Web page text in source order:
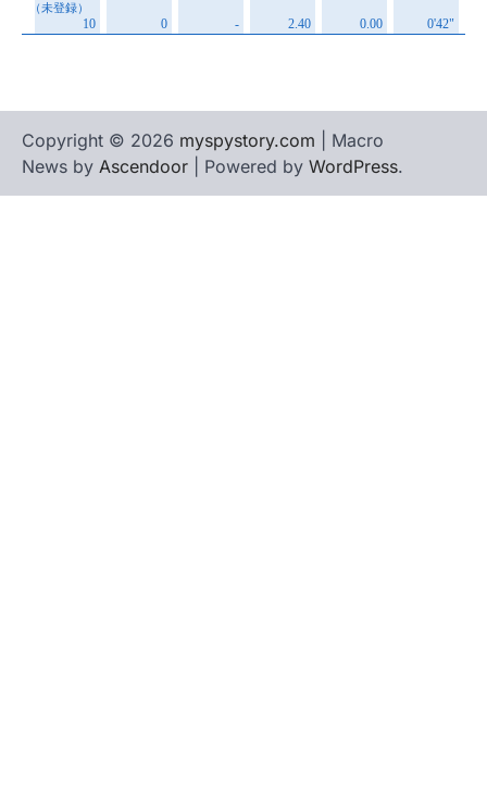
Copyright © 2026 myspystory.com | Macro
News by Ascendoor | Powered by WordPress.